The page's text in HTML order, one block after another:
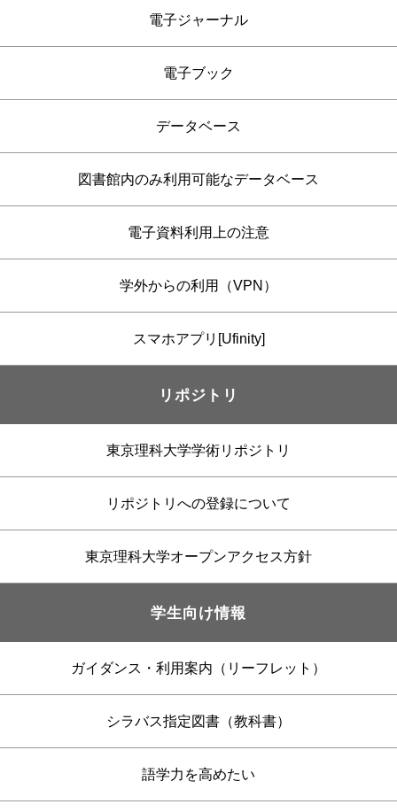
電子ジャーナル
電子ブック
データベース
図書館内のみ利用可能なデータベース
電子資料利用上の注意
学外からの利用（VPN）
スマホアプリ[Ufinity]
リポジトリ
東京理科大学学術リポジトリ
リポジトリへの登録について
東京理科大学オープンアクセス方針
学生向け情報
ガイダンス・利用案内（リーフレット）
シラバス指定図書（教科書）
語学力を高めたい